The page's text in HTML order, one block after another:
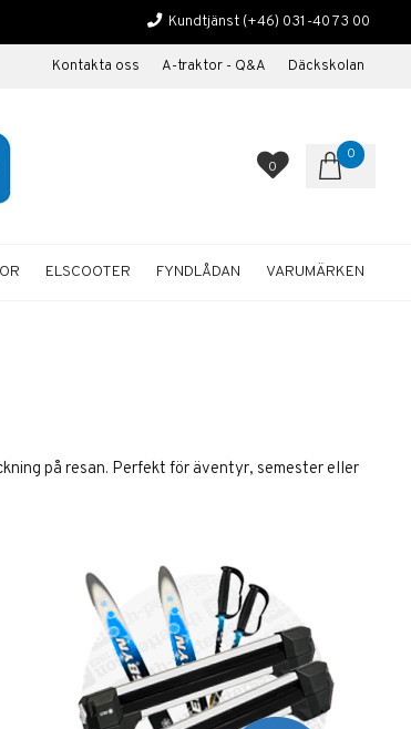
Kundtjänst (+46) 031-40 73 00
Kontakta oss A-traktor - Q&A Däckskolan
0
0
ELSCOOTER FYNDLÅDAN VARUMÄRKEN
på resan. Perfekt för äventyr, semester eller